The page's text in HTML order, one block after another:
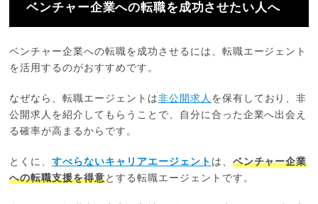
ベンチャー企業への転職を成功させたい人へ
ベンチャー企業への転職を成功させるには、転職エージェント
を活用するのがおすすめです。
なぜなら、転職エージェントは非公開求人 を保有しており、非
公開求人を紹介してもらうことで、自分に合った企業へ出会え
る確率が高まるからです。
とくに、すべらないキャリアエージェント は、 ベンチャー企業
への転職支援を得意とする転職エージェントです。